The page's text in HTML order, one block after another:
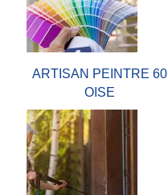
ARTISAN PEINTRE 60
OISE